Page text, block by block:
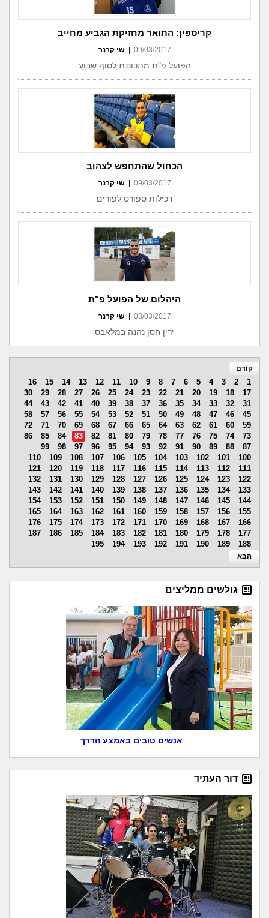
קריספין: התואר מחזיקת הגביע מחייב
09/03/2017 שי קרנר
הפועל פ"ת מתכוננת לסוף שבוע
הכחול שהתחפש לצהוב
09/03/2017 שי קרנר
רכילות ספורט לפורים
היהלום של הפועל פ"ת
08/03/2017 שי קרנר
ירין חסן נהנה במלאבס
קודם
1
2
3
4
5
6
7
8
9
10
11
12
13
14
15
16
17
18
19
20
21
22
23
24
25
26
27
28
29
30
31
32
33
34
35
36
37
38
39
40
41
42
43
44
45
46
47
48
49
50
51
52
53
54
55
56
57
58
59
60
61
62
63
64
65
66
67
68
69
70
71
72
73
74
75
76
77
78
79
80
81
82
83
84
85
86
87
88
89
90
91
92
93
94
95
96
97
98
99
100
101
102
103
104
105
106
107
108
109
110
111
112
113
114
115
116
117
118
119
120
121
122
123
124
125
126
127
128
129
130
131
132
133
134
135
136
137
138
139
140
141
142
143
144
145
146
147
148
149
150
151
152
153
154
155
156
157
158
159
160
161
162
163
164
165
166
167
168
169
170
171
172
173
174
175
176
177
178
179
180
181
182
183
184
185
186
187
188
189
190
191
192
193
194
195
הבא
גולשים ממליצים
אנשים טובים באמצע הדרך
דור העתיד